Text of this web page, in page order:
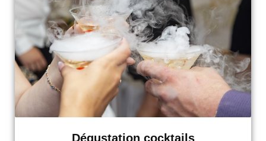
Dégustation cocktails